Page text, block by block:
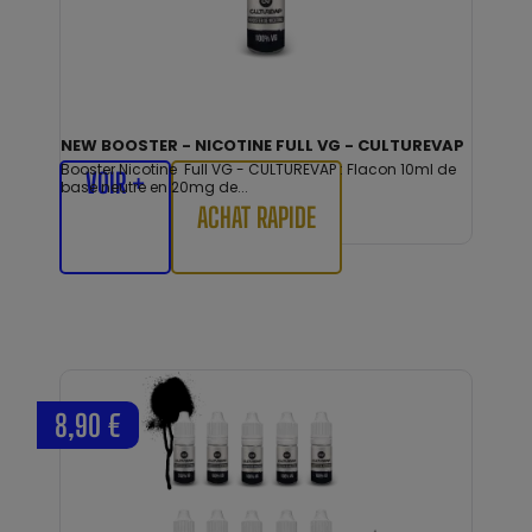
NEW BOOSTER - NICOTINE FULL VG - CULTUREVAP
Booster Nicotine Full VG - CULTUREVAP : Flacon 10ml de
base neutre en 20mg de...
VOIR +
ACHAT RAPIDE
8,90 €